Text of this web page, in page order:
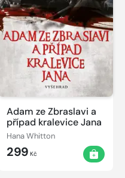
Adam ze Zbraslavi a
případ kralevice Jana
Hana Whitton
299 Kč